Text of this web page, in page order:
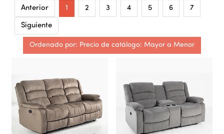
Anterior 1 2 3 4 5 6 7
Siguiente
Ordenado por: Precio de catálogo: Mayor a Menor